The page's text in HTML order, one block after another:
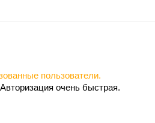
пользователи.
очень быстрая.